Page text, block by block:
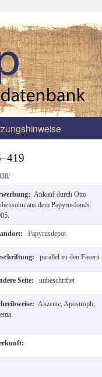
Ankauf durch Otto
aus dem Papyrusfonds
Papyrusdepot
parallel zu den Fasern
Seite: unbeschriftet
Akzente, Apostroph,